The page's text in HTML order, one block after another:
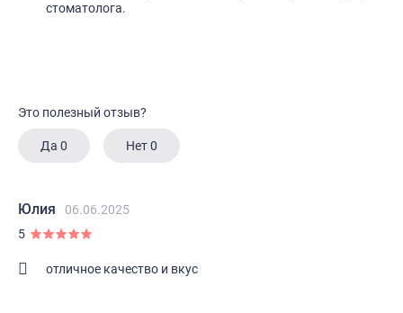
стоматолога.
Это полезный отзыв?
Да 0 Нет0
Юлия
06.06.2025
5
отличное качество и вкус